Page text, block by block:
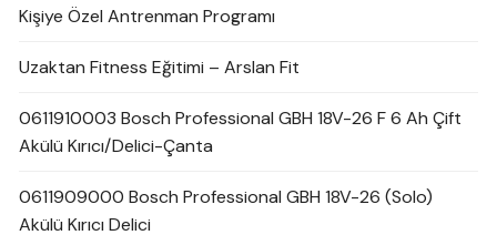
Kişiye Özel Antrenman Programı
Uzaktan Fitness Eğitimi – Arslan Fit
0611910003 Bosch Professional GBH 18V-26 F 6 Ah Çift
Akülü Kırıcı/Delici-Çanta
0611909000 Bosch Professional GBH 18V-26 (Solo)
Akülü Kırıcı Delici